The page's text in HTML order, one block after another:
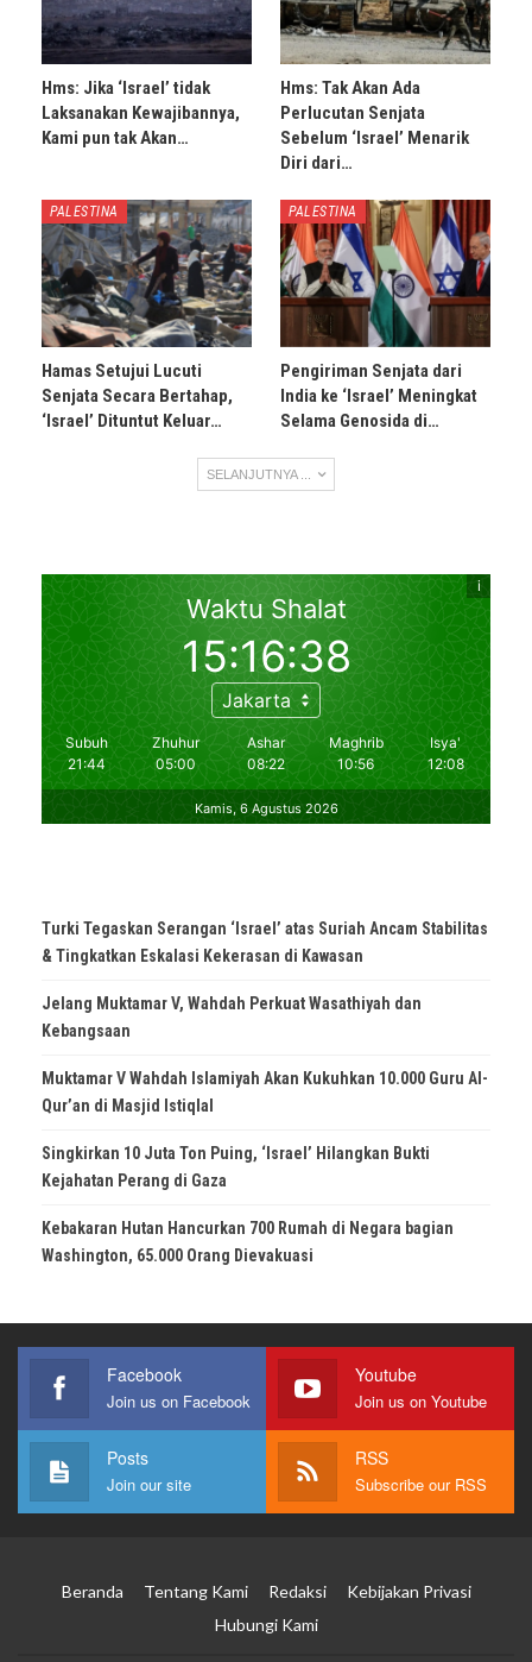
Hms: Jika ‘Israel’ tidak
Laksanakan Kewajibannya,
Kami pun tak Akan…
Hms: Tak Akan Ada
Perlucutan Senjata
Sebelum ‘Israel’ Menarik
Diri dari…
PALESTINA
Hamas Setujui Lucuti
Senjata Secara Bertahap,
‘Israel’ Dituntut Keluar…
PALESTINA
Pengiriman Senjata dari
India ke ‘Israel’ Meningkat
Selama Genosida di…
SELANJUTNYA ...
Turki Tegaskan Serangan ‘Israel’ atas Suriah Ancam Stabilitas
& Tingkatkan Eskalasi Kekerasan di Kawasan
Jelang Muktamar V, Wahdah Perkuat Wasathiyah dan
Kebangsaan
Muktamar V Wahdah Islamiyah Akan Kukuhkan 10.000 Guru Al-
Qur’an di Masjid Istiqlal
Singkirkan 10 Juta Ton Puing, ‘Israel’ Hilangkan Bukti
Kejahatan Perang di Gaza
Kebakaran Hutan Hancurkan 700 Rumah di Negara bagian
Washington, 65.000 Orang Dievakuasi
Facebook
Join us on Facebook
Youtube
Join us on Youtube
Posts
Join our site
RSS
Subscribe our RSS
Beranda Tentang Kami Redaksi
Kebijakan Privasi
Hubungi Kami